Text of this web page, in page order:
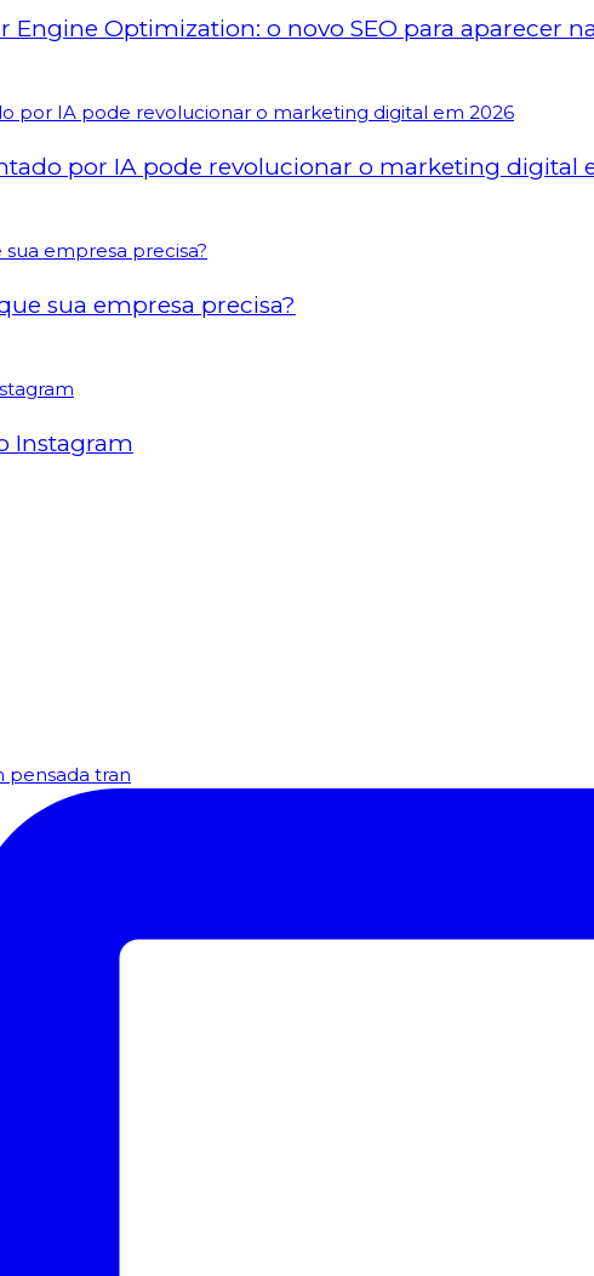
Engine Optimization: o novo SEO para aparecer
por IA pode revolucionar o marketing digital
sua empresa precisa?
Instagram
pensada tran